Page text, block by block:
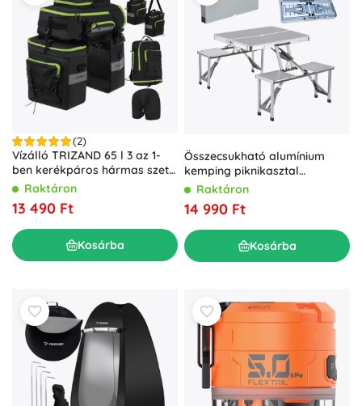
(2)
Vízálló TRIZAND 65 l 3 az 1-
ben kerékpáros hármas szett
– hátsó oldaltáskák és
Raktáron
13 490 Ft
Kosárba
Összecsukható alumínium
kemping piknikasztal
ülőkékkel
Raktáron
14 990 Ft
Kosárba